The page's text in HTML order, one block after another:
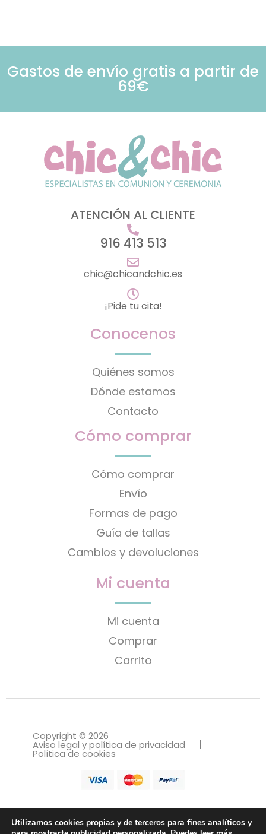
Gastos de envío gratis a partir de
69€
ATENCIÓN AL CLIENTE
916 413 513
chic@chicandchic.es
¡Pide tu cita!
Conocenos
Quiénes somos
Dónde estamos
Contacto
Cómo comprar
Cómo comprar
Envío
Formas de pago
Guía de tallas
Cambios y devoluciones
Mi cuenta
Mi cuenta
Comprar
Carrito
Copyright © 2026
Aviso legal y política de privacidad
Política de cookies
Utilizamos cookies propias y de terceros para fines analíticos y